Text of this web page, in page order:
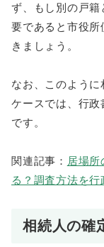
ず、もし別の戸
要であると市役
きましょう。
なお、このよう
ケースでは、行
です。
関連記事： 居場
る？調査方法を行
相続人の確